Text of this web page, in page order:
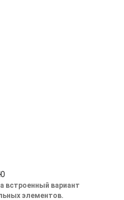
встроенный вариант
элементов.